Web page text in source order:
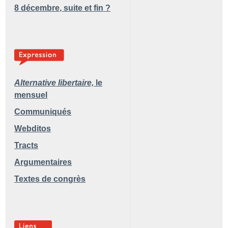
8 décembre, suite et fin ?
Alternative libertaire, le
mensuel
Communiqués
Webditos
Tracts
Argumentaires
Textes de congrès